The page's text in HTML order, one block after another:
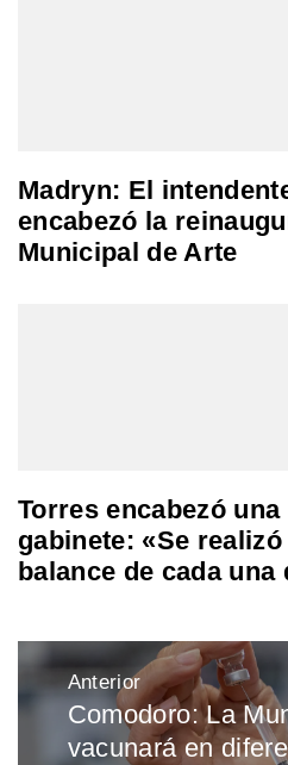
Madryn: El
encabezó la
Municipal de Arte
Torres encabezó
gabinete: «Se
balance de cada una
Navegación
de
entradas
Anterior
Entrada
anterior:
Comodoro: La
vacunará en